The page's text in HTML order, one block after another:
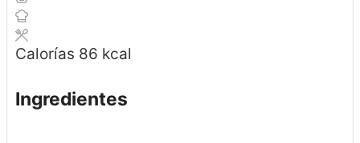
Calorías 86 kcal
Ingredientes